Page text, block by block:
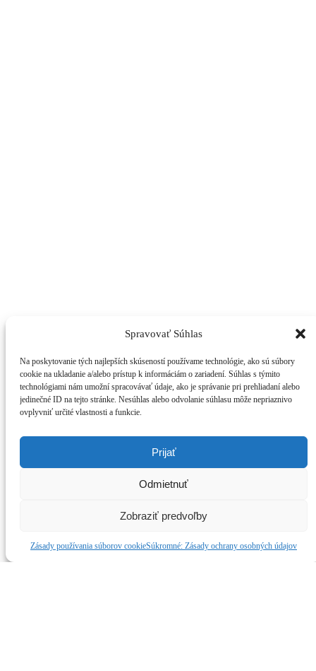
Spravovať Súhlas
Na poskytovanie tých najlepších skúseností používame technológie, ako sú súbory
cookie na ukladanie a/alebo prístup k informáciám o zariadení. Súhlas s týmito
technológiami nám umožní spracovávať údaje, ako je správanie pri prehliadaní alebo
jedinečné ID na tejto stránke. Nesúhlas alebo odvolanie súhlasu môže nepriaznivo
ovplyvniť určité vlastnosti a funkcie.
Prijať
Odmietnuť
Zobraziť predvoľby
Zásady používania súborov cookieSúkromné: Zásady ochrany osobných údajov